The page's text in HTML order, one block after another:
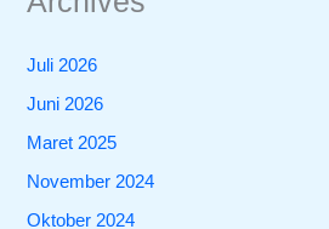
Juli 2026
Juni 2026
Maret 2025
November 2024
Oktober 2024